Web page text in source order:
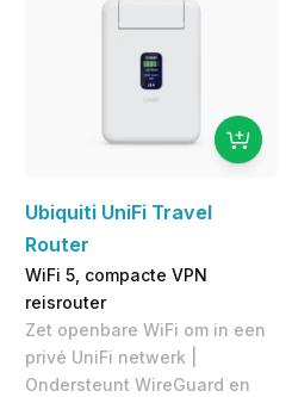
Ubiquiti UniFi Travel
Router
WiFi 5, compacte VPN
reisrouter
Zet openbare WiFi om in een
privé UniFi netwerk |
Ondersteunt WireGuard en